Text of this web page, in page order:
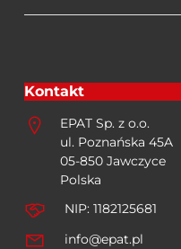
Kontakt
EPAT Sp. z o.o.
ul. Poznańska 45A
05-850 Jawczyce
Polska
NIP: 1182125681
info@epat.pl